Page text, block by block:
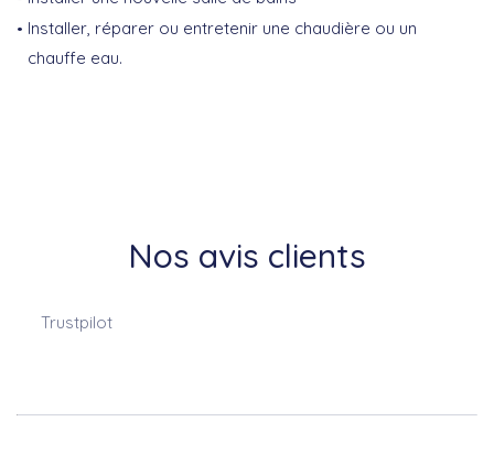
Installer, réparer ou entretenir une chaudière ou un
chauffe eau.
Nos avis clients
Trustpilot